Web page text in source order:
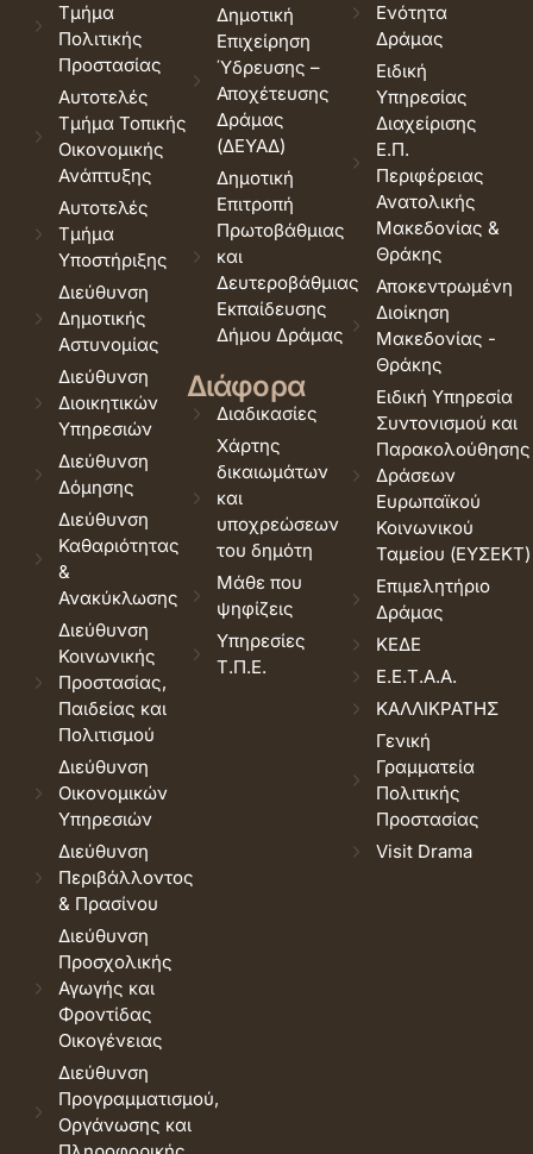
Τμήμα
Πολιτικής
Προστασίας
Αυτοτελές
Τμήμα Τοπικής
Οικονομικής
Ανάπτυξης
Αυτοτελές
Τμήμα
Υποστήριξης
Διεύθυνση
Δημοτικής
Αστυνομίας
Διεύθυνση
Διοικητικών
Υπηρεσιών
Διεύθυνση
Δόμησης
Διεύθυνση
Καθαριότητας
&
Ανακύκλωσης
Διεύθυνση
Κοινωνικής
Προστασίας,
Παιδείας και
Πολιτισμού
Διεύθυνση
Οικονομικών
Υπηρεσιών
Διεύθυνση
Περιβάλλοντος
& Πρασίνου
Διεύθυνση
Προσχολικής
Αγωγής και
Φροντίδας
Οικογένειας
Διεύθυνση
Προγραμματισμού,
Οργάνωσης και
Δημοτική
Επιχείρηση
Ύδρευσης –
Αποχέτευσης
Δράμας
(ΔΕΥΑΔ)
Δημοτική
Επιτροπή
Πρωτοβάθμιας
και
Δευτεροβάθμιας
Εκπαίδευσης
Δήμου Δράμας
Διάφορα
Διαδικασίες
Χάρτης
δικαιωμάτων
και
υποχρεώσεων
του δημότη
Μάθε που
ψηφίζεις
Υπηρεσίες
Τ.Π.Ε.
Ενότητα
Δράμας
Ειδική
Υπηρεσίας
Διαχείρισης
Ε.Π.
Περιφέρειας
Ανατολικής
Μακεδονίας &
Θράκης
Αποκεντρωμένη
Διοίκηση
Μακεδονίας -
Θράκης
Ειδική Υπηρεσία
Συντονισμού και
Παρακολούθησης
Δράσεων
Ευρωπαϊκού
Κοινωνικού
Ταμείου (ΕΥΣΕΚΤ)
Επιμελητήριο
Δράμας
ΚΕΔΕ
Ε.Ε.Τ.Α.Α.
ΚΑΛΛΙΚΡΑΤΗΣ
Γενική
Γραμματεία
Πολιτικής
Προστασίας
Visit Drama